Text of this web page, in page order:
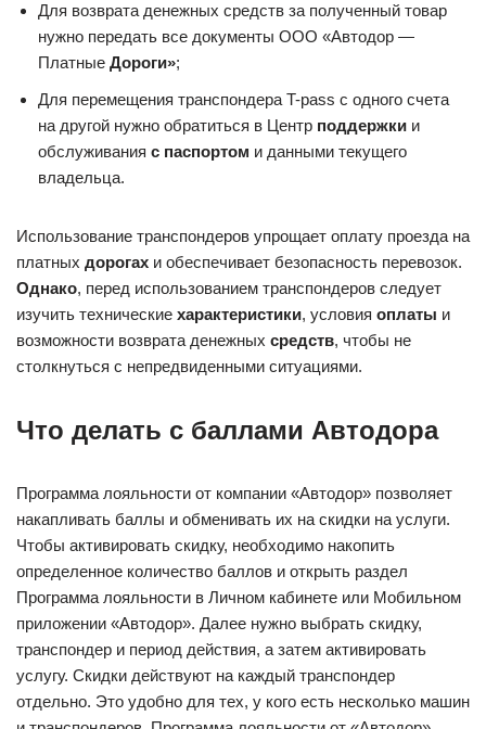
Для возврата денежных средств за полученный товар
нужно передать все документы ООО «Автодор —
Платные Дороги»;
Для перемещения транспондера T-pass с одного счета
на другой нужно обратиться в Центр поддержки и
обслуживания с паспортом и данными текущего
владельца.
Использование транспондеров упрощает оплату проезда на
платных дорогах и обеспечивает безопасность перевозок.
Однако, перед использованием транспондеров следует
изучить технические характеристики, условия оплаты и
возможности возврата денежных средств, чтобы не
столкнуться с непредвиденными ситуациями.
Что делать с баллами Автодора
Программа лояльности от компании «Автодор» позволяет
накапливать баллы и обменивать их на скидки на услуги.
Чтобы активировать скидку, необходимо накопить
определенное количество баллов и открыть раздел
Программа лояльности в Личном кабинете или Мобильном
приложении «Автодор». Далее нужно выбрать скидку,
транспондер и период действия, а затем активировать
услугу. Скидки действуют на каждый транспондер
отдельно. Это удобно для тех, у кого есть несколько машин